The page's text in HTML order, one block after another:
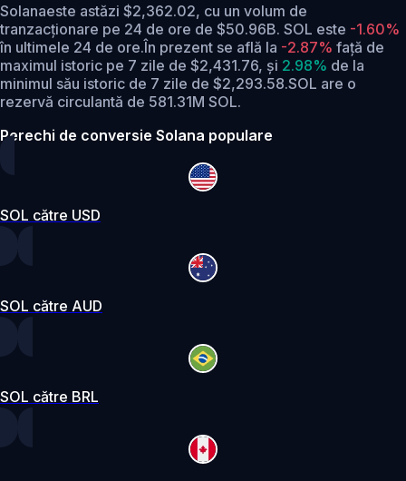
Solanaeste astăzi $2,362.02, cu un volum de
tranzacționare pe 24 de ore de $50.96B. SOL este -1.60%
în ultimele 24 de ore.În prezent se află la -2.87% față de
maximul istoric pe 7 zile de $2,431.76, și 2.98% de la
minimul său istoric de 7 zile de $2,293.58.SOL are o
rezervă circulantă de 581.31M SOL.
Perechi de conversie Solana populare
SOL către USD
SOL către AUD
SOL către BRL